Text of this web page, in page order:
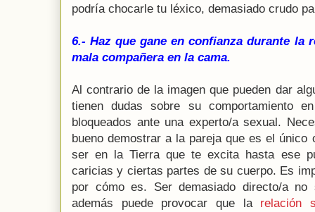
podría chocarle tu léxico, demasiado crudo
6.- Haz que gane en confianza durante la
mala compañera en la cama.
Al contrario de la imagen que pueden dar
tienen dudas sobre su comportamiento
bloqueados ante una experto/a sexual.
bueno demostrar a la pareja que es el
ser en la Tierra que te excita hasta ese
caricias y ciertas partes de su cuerpo. Es
por cómo es. Ser demasiado directo/a no
además puede provocar que la relación